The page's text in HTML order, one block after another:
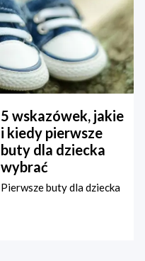
5 wskazówek, jakie
i kiedy pierwsze
buty dla dziecka
wybrać
Pierwsze buty dla dziecka